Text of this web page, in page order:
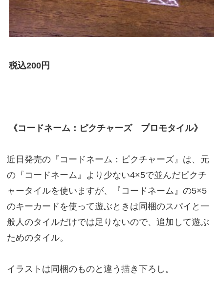
税込200円
《コードネーム：ピクチャーズ プロモタイル》
近日発売の『コードネーム：ピクチャーズ』は、元
の『コードネーム』より少ない4×5で並んだピクチ
ャータイルを使いますが、『コードネーム』の5×5
のキーカードを使って遊ぶときは同梱のスパイと一
般人のタイルだけでは足りないので、追加して遊ぶ
ためのタイル。
イラストは同梱のものと違う描き下ろし。